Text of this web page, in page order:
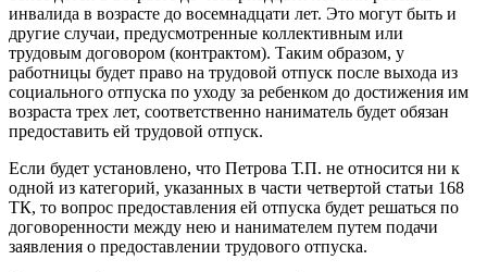
инвалида в возрасте до восемнадцати лет. Это могут быть и
другие случаи, предусмотренные коллективным или
трудовым договором (контрактом). Таким образом, у
работницы будет право на трудовой отпуск после выхода из
социального отпуска по уходу за ребенком до достижения им
возраста трех лет, соответственно наниматель будет обязан
предоставить ей трудовой отпуск.
Если будет установлено, что Петрова Т.П. не относится ни к
одной из категорий, указанных в части четвертой статьи 168
ТК, то вопрос предоставления ей отпуска будет решаться по
договоренности между нею и нанимателем путем подачи
заявления о предоставлении трудового отпуска.